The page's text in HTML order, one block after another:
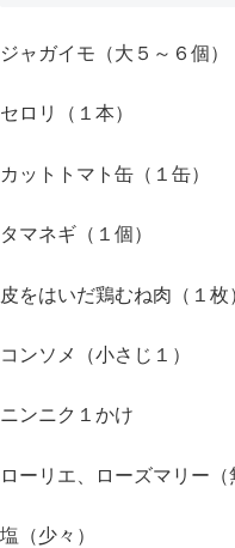
ジャガイモ（大５～６個）
セロリ（１本）
カットトマト缶（１缶）
タマネギ（１個）
皮をはいだ鶏むね肉（１枚
コンソメ（小さじ１）
ニンニク１かけ
ローリエ、ローズマリー
塩（少々）